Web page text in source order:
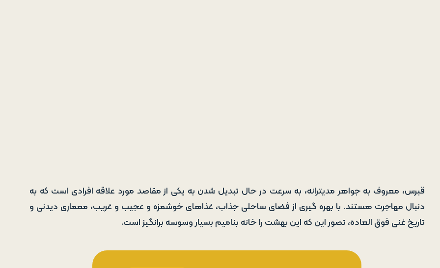
قبرس، معروف به جواهر مدیترانه، به سرعت در حال تبدیل شدن به یکی از مقاصد مورد علاقه افرادی است که به
دنبال مهاجرت هستند. با بهره گیری از فضای ساحلی جذاب، غذاهای خوشمزه و عجیب و غریب، معماری دیدنی و
تاریخ غنی فوق العاده، تصور این که این بهشت را خانه بنامیم بسیار وسوسه برانگیز است.